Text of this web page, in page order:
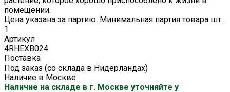
помещении.
Цена указана за партию. Минимальная партия товара шт.
1
Артикул
4RHEXB024
Поставка
Под заказ (со склада в Нидерландах)
Наличие в Москве
Наличие на складе в г. Москве уточняйте у